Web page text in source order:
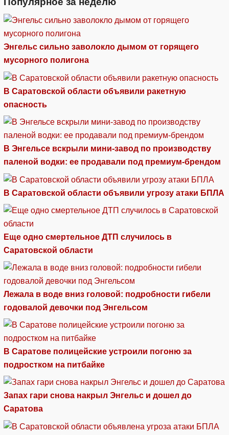
Энгельс сильно заволокло дымом от горящего
мусорного полигона
В Саратовской области объявили ракетную
опасность
В Энгельсе вскрыли мини-завод по производству
паленой водки: ее продавали под премиум-брендом
В Саратовской области объявили угрозу атаки БПЛА
Еще одно смертельное ДТП случилось в
Саратовской области
Лежала в воде вниз головой: подробности гибели
годовалой девочки под Энгельсом
В Саратове полицейские устроили погоню за
подростком на питбайке
Запах гари снова накрыл Энгельс и дошел до
Саратова